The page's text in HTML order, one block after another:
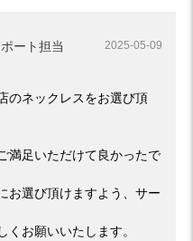
ート担当 2025-05-09
のネックレスをお選び頂
満足いただけて良かったで
お選び頂けますよう、サー
お願いいたします。